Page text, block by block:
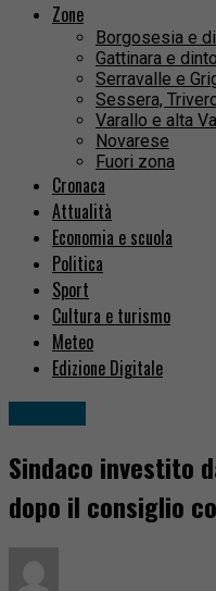
Zone
Borgosesia e
Gattinara e
Serravalle e
Sessera,
Varallo e alta
Novarese
Fuori zona
Cronaca
Attualità
Economia e scuola
Politica
Sport
Cultura e turismo
Meteo
Edizione Digitale
Sindaco investito
dopo il consiglio